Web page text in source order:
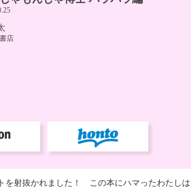
を射抜かれました！ この本にハマったわたし